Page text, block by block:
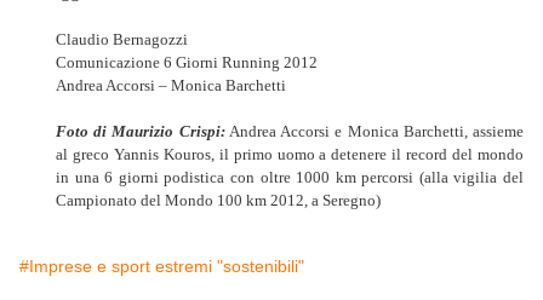
Claudio Bernagozzi
Comunicazione 6 Giorni Running 2012
Andrea Accorsi – Monica Barchetti
Foto di Maurizio Crispi:Andrea Accorsi e Monica Barchetti, assieme
al greco Yannis Kouros, il primo uomo a detenere il record del mondo
in una 6 giorni podistica con oltre 1000 km percorsi (alla vigilia del
Campionato del Mondo 100 km 2012, a Seregno)
#Imprese e sport estremi "sostenibili"